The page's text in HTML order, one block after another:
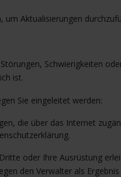
um Aktualisierungen
Schwierigkeiten
ist.
Sie eingeleitet werden:
die über das Internet
oder Ihre Ausrüstung
den Verwalter als